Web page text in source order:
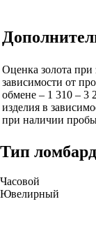
Оценка золота при
зависимости от
обмене – 1 310 – 3
изделия в
при наличии
Тип
Часовой
Ювелирный